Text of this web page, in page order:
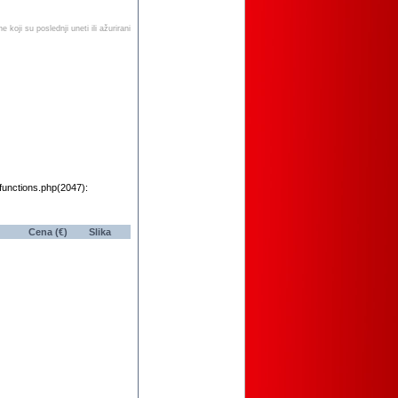
koji su poslednji uneti ili ažurirani
Cena (€) Slika